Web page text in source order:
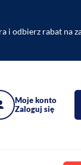
i odbierz rabat na